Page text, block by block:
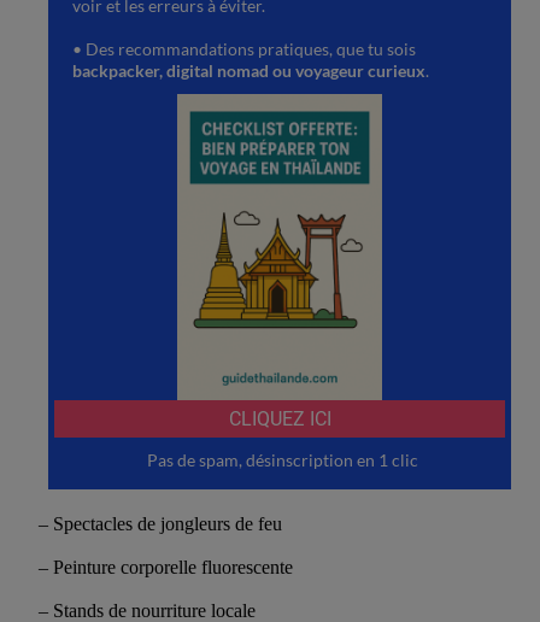
– Spectacles de jongleurs de feu
– Peinture corporelle fluorescente
– Stands de nourriture locale